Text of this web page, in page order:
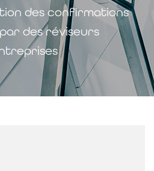
des confirmations
des réviseurs